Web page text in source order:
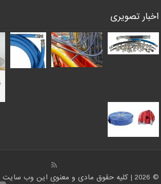
اخبار تصویری
© 2026 | کلیه حقوق مادی و معنوی این وب سایت متعلق است به سایت